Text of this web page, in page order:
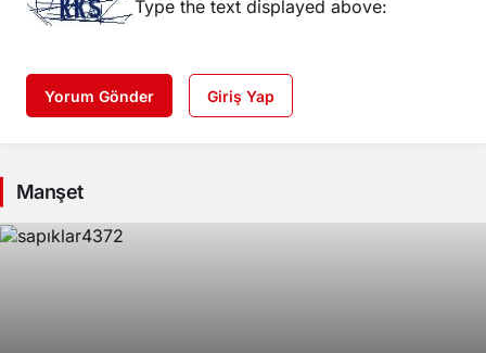
Type the text displayed above:
Yorum Gönder Giriş Yap
Manşet